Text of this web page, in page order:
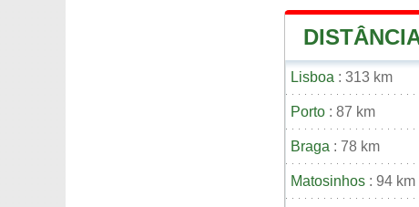
Lisboa : 313 km
Porto : 87 km
Braga : 78 km
Matosinhos : 94 km